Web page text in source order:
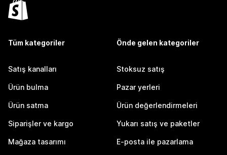
Tüm kategoriler
Satış kanalları
Ürün bulma
Ürün satma
Siparişler ve kargo
Mağaza tasarımı
Önde gelen kategoriler
Stoksuz satış
Pazar yerleri
Ürün değerlendirmeleri
Yukarı satış ve paketler
E-posta ile pazarlama